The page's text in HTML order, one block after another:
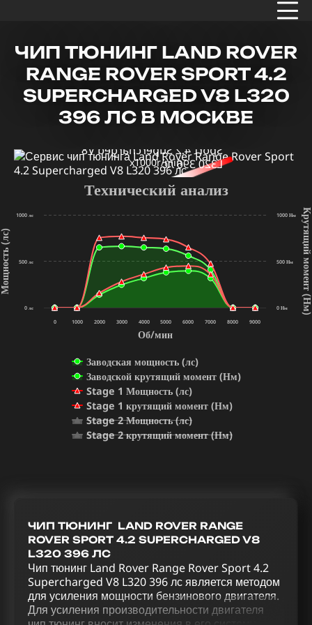
ЧИП ТЮНИНГ LAND ROVER
RANGE ROVER SPORT 4.2
SUPERCHARGED V8 L320
396 ЛС В МОСКВЕ
x1000r/min
Об/мин
(лс)
Технический анализ
Заводская мощность (лс)
Заводской крутящий момент (Нм)
Stage 1 Мощность (лс)
Stage 1 крутящий момент (Нм)
Stage 2 Мощность (лс)
Stage 2 крутящий момент (Нм)
0 1000 2000 3000 4000 5000 6000 7000 8000 9000
0 лс
500 лс
1000 лс
0 Нм
500 Нм
1000 Нм
ЧИП ТЮНИНГ LAND ROVER RANGE
ROVER SPORT 4.2 SUPERCHARGED V8
L320 396 ЛС
Чип тюнинг Land Rover Range Rover Sport 4.2
Supercharged V8 L320 396 лс является методом
для усиления мощности бензинового двигателя.
Для усиления производительности двигателя